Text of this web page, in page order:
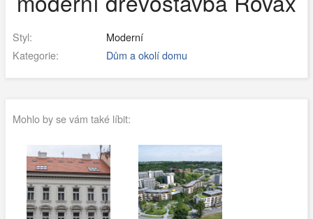
Styl:
Moderní
Kategorie:
Dům a okolí domu
Mohlo by se vám také líbit: